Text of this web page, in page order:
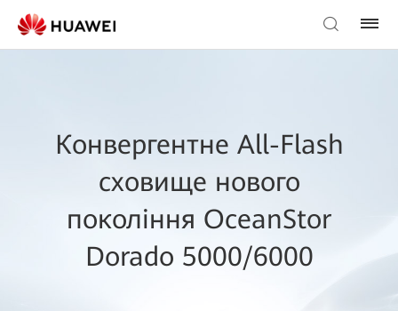
Конвергентне All-Flash
сховище нового
покоління OceanStor
Dorado 5000/6000